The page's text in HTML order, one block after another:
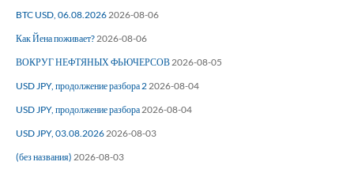
BTC USD, 06.08.2026 2026-08-06
Как Йена поживает? 2026-08-06
ВОКРУГ НЕФТЯНЫХ ФЬЮЧЕРСОВ 2026-08-05
USD JPY, продолжение разбора 2 2026-08-04
USD JPY, продолжение разбора 2026-08-04
USD JPY, 03.08.2026 2026-08-03
(без названия) 2026-08-03